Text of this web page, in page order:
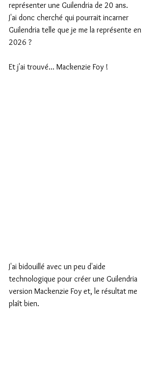
représenter une Guilendria de 20 ans.
J'ai donc cherché qui pourrait incarner
Guilendria telle que je me la représente en
2026 ?
Et j'ai trouvé... Mackenzie Foy !
J'ai bidouillé avec un peu d'aide
technologique pour créer une Guilendria
version Mackenzie Foy et, le résultat me
plaît bien.